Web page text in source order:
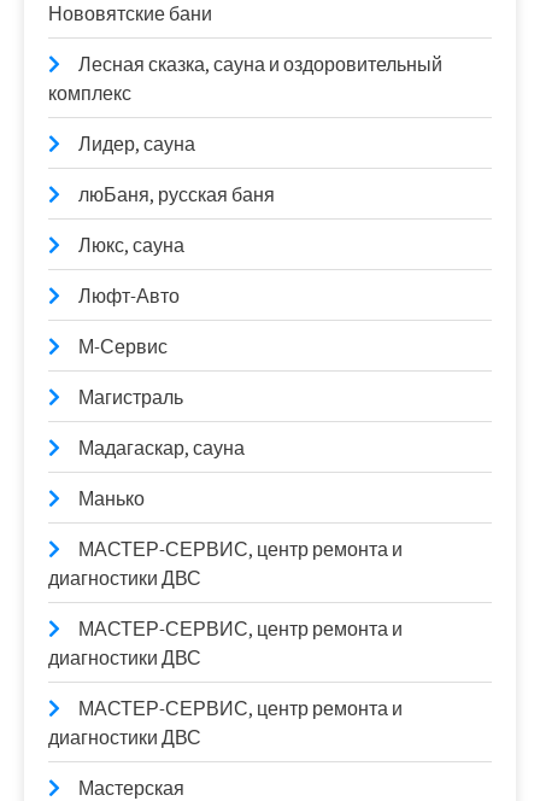
Нововятские бани
Лесная сказка, сауна и оздоровительный
комплекс
Лидер, сауна
люБаня, русская баня
Люкс, сауна
Люфт-Авто
М-Сервис
Магистраль
Мадагаскар, сауна
Манько
МАСТЕР-СЕРВИС, центр ремонта и
диагностики ДВС
МАСТЕР-СЕРВИС, центр ремонта и
диагностики ДВС
МАСТЕР-СЕРВИС, центр ремонта и
диагностики ДВС
Мастерская